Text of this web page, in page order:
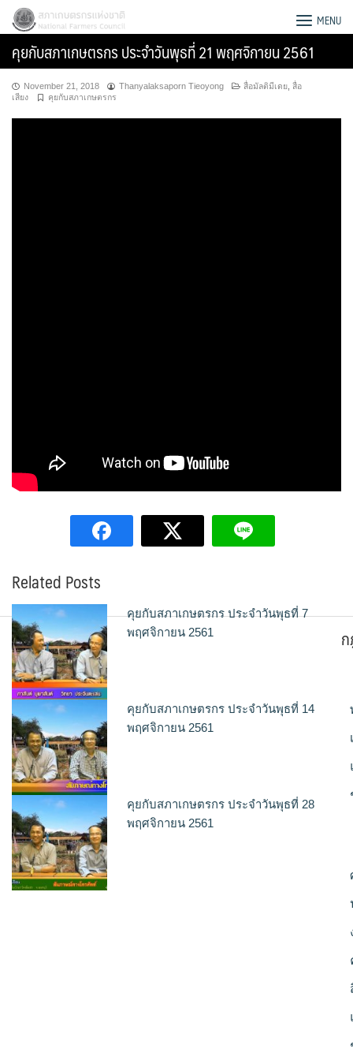
Skip
content
สภาเกษตรกรแห่งชาติ MENU
คุยกับสภาเกษตรกร ประจำวันพุธที่ 21 พฤศจิกายน 2561
November 21, 2018 Thanyalaksaporn Tieoyong สื่อมัลติมีเดย สื่อ
เสียง
คุยกับสภาเกษตรกร
Related Posts
คุยกับสภาเกษตรกร ประจำวันพุธที่ 7
พฤศจิกายน 2561
คุยกับสภาเกษตรกร ประจำวันพุธที่ 14
พฤศจิกายน 2561
คุยกับสภาเกษตรกร ประจำวันพุธที่ 28
พฤศจิกายน 2561